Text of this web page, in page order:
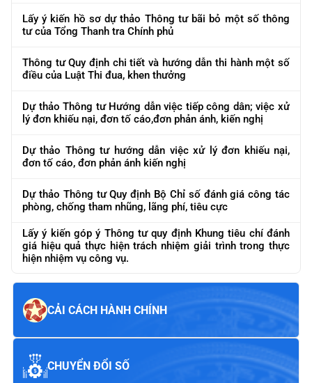
Lấy ý kiến hồ sơ dự thảo Thông tư bãi bỏ một số thông
tư của Tổng Thanh tra Chính phủ
Thông tư Quy định chi tiết và hướng dẫn thi hành một số
điều của Luật Thi đua, khen thưởng
Dự thảo Thông tư Hướng dẫn việc tiếp công dân; việc xử
lý đơn khiếu nại, đơn tố cáo,đơn phản ánh, kiến nghị
Dự thảo Thông tư hướng dẫn việc xử lý đơn khiếu nại,
đơn tố cáo, đơn phản ánh kiến nghị
Dự thảo Thông tư Quy định Bộ Chỉ số đánh giá công tác
phòng, chống tham nhũng, lãng phí, tiêu cực
Lấy ý kiến góp ý Thông tư quy định Khung tiêu chí đánh
giá hiệu quả thực hiện trách nhiệm giải trình trong thực
hiện nhiệm vụ công vụ.
CẢI CÁCH HÀNH CHÍNH
CHUYỂN ĐỔI SỐ